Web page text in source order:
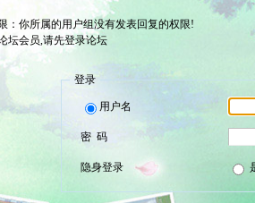
：你所属的用户组没有发表回复的权限!
坛会员,请先登录论坛
登录
用户名
密 码
隐身登录